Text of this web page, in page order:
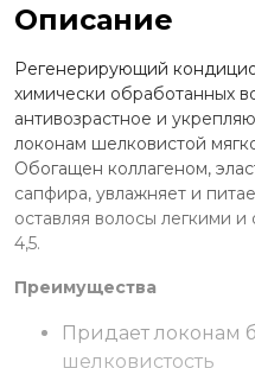
Описание
Регенерирующий
химически обработанных
антивозрастное и
локонам шелковистой
Обогащен коллагеном,
сапфира, увлажняет и
оставляя волосы легкими
4,5.
Преимущества
Придает локонам
шелковистость